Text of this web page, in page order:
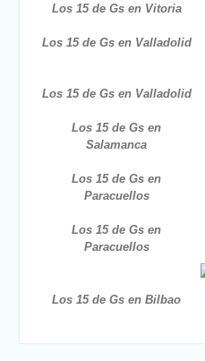
Los 15 de Gs en Vitoria
Los 15 de Gs en Valladolid
Los 15 de Gs en Valladolid
Los 15 de Gs en
Salamanca
Los 15 de Gs en
Paracuellos
Los 15 de Gs en
Paracuellos
Los 15 de Gs en Bilbao